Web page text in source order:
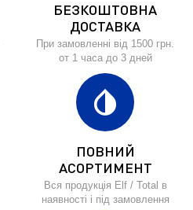
БЕЗКОШТОВНА
ДОСТАВКА
При замовленні від 1500 грн.
от 1 часа до 3 дней
invert_colors
ПОВНИЙ
АСОРТИМЕНТ
Вся продукція Elf / Total в
наявності і під замовлення